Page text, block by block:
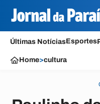
Últimas NotíciasEsportes
Home>cultura